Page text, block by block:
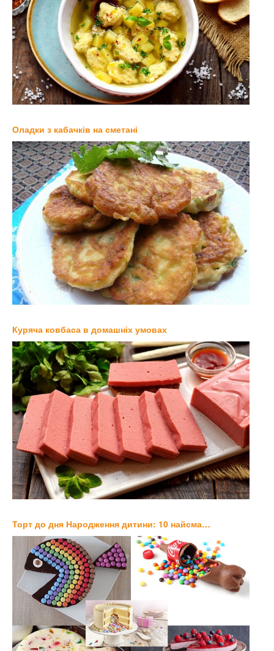
Оладки з кабачків на сметані
Куряча ковбаса в домашніх умовах
Торт до дня Народження дитини: 10 найсма…